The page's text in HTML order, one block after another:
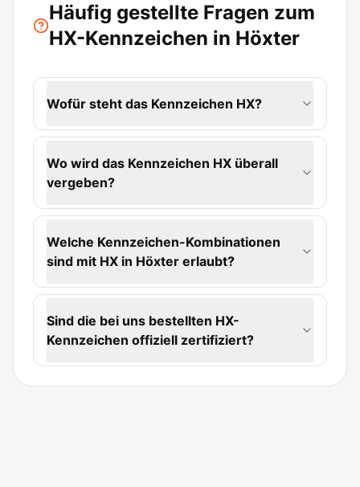
Häufig gestellte Fragen zum
HX-Kennzeichen in Höxter
Wofür steht das Kennzeichen HX?
Wo wird das Kennzeichen HX überall
vergeben?
Welche Kennzeichen-Kombinationen
sind mit HX in Höxter erlaubt?
Sind die bei uns bestellten HX-
Kennzeichen offiziell zertifiziert?